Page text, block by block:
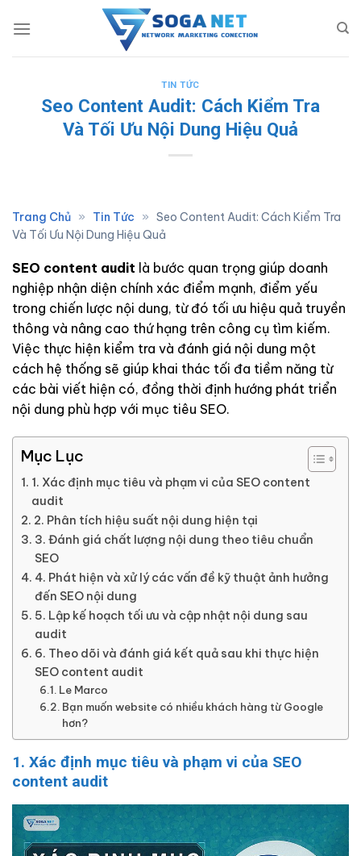
TIN TỨC
Seo Content Audit: Cách Kiểm Tra
Và Tối Ưu Nội Dung Hiệu Quả
Trang Chủ » Tin Tức » Seo Content Audit: Cách Kiểm Tra
Và Tối Ưu Nội Dung Hiệu Quả
SEO content audit là bước quan trọng giúp doanh
nghiệp nhận diện chính xác điểm mạnh, điểm yếu
trong chiến lược nội dung, từ đó tối ưu hiệu quả truyền
thông và nâng cao thứ hạng trên công cụ tìm kiếm.
Việc thực hiện kiểm tra và đánh giá nội dung một
cách hệ thống sẽ giúp khai thác tối đa tiềm năng từ
các bài viết hiện có, đồng thời định hướng phát triển
nội dung phù hợp với mục tiêu SEO.
Mục Lục
1. Xác định mục tiêu và phạm vi của SEO content
audit
2. Phân tích hiệu suất nội dung hiện tại
3. Đánh giá chất lượng nội dung theo tiêu chuẩn
SEO
4. Phát hiện và xử lý các vấn đề kỹ thuật ảnh hưởng
đến SEO nội dung
5. Lập kế hoạch tối ưu và cập nhật nội dung sau
audit
6. Theo dõi và đánh giá kết quả sau khi thực hiện
SEO content audit
Le Marco
Bạn muốn website có nhiều khách hàng từ Google
hơn?
1. Xác định mục tiêu và phạm vi của SEO
content audit